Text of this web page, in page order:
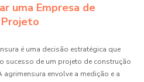
uma Empresa de
é uma decisão estratégica que
sucesso de um projeto de construção
envolve a medição e a